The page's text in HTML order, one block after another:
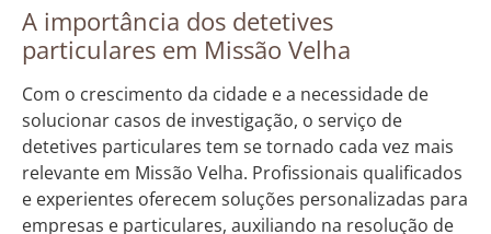
A importância dos detetives
particulares em Missão Velha
Com o crescimento da cidade e a necessidade de
solucionar casos de investigação, o serviço de
detetives particulares tem se tornado cada vez mais
relevante em Missão Velha. Profissionais qualificados
e experientes oferecem soluções personalizadas para
empresas e particulares, auxiliando na resolução de